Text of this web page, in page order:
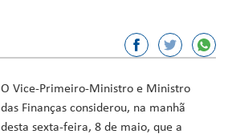
O Vice-Primeiro-Ministro e Ministro
das Finanças considerou, na manhã
desta sexta-feira, 8 de maio, que a